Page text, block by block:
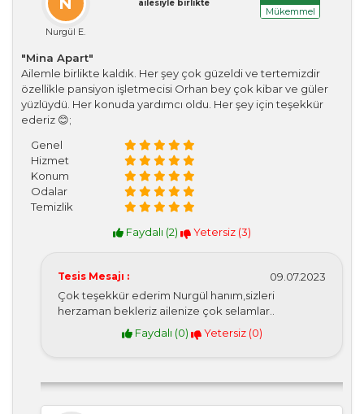
Nurgül E.
ailesiyle birlikte
Mükemmel
"Mina Apart"
Ailemle birlikte kaldık. Her şey çok güzeldi ve tertemizdir
özellikle pansiyon işletmecisi Orhan bey çok kibar ve güler
yüzlüydü. Her konuda yardımcı oldu. Her şey için teşekkür
ederiz 😊;
Genel
Hizmet
Konum
Odalar
Temizlik
Faydalı (2) Yetersiz (3)
Tesis Mesajı :
09.07.2023
Çok teşekkür ederim Nurgül hanım,sizleri
herzaman bekleriz ailenize çok selamlar..
Faydalı (0) Yetersiz (0)